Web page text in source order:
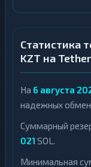
Статистика
KZT на
На 6 августа
надежных
Суммарный
021 SOL.
Минимальная